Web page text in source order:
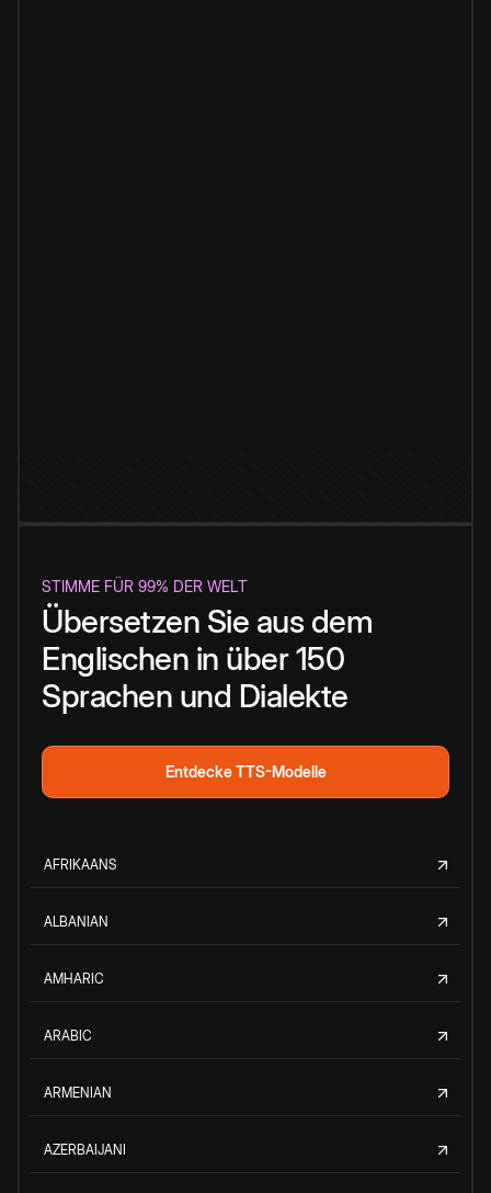
STIMME FÜR 99% DER WELT
Übersetzen Sie aus dem
Englischen in über 150
Sprachen und Dialekte
Entdecke TTS-Modelle
AFRIKAANS
ALBANIAN
AMHARIC
ARABIC
ARMENIAN
AZERBAIJANI